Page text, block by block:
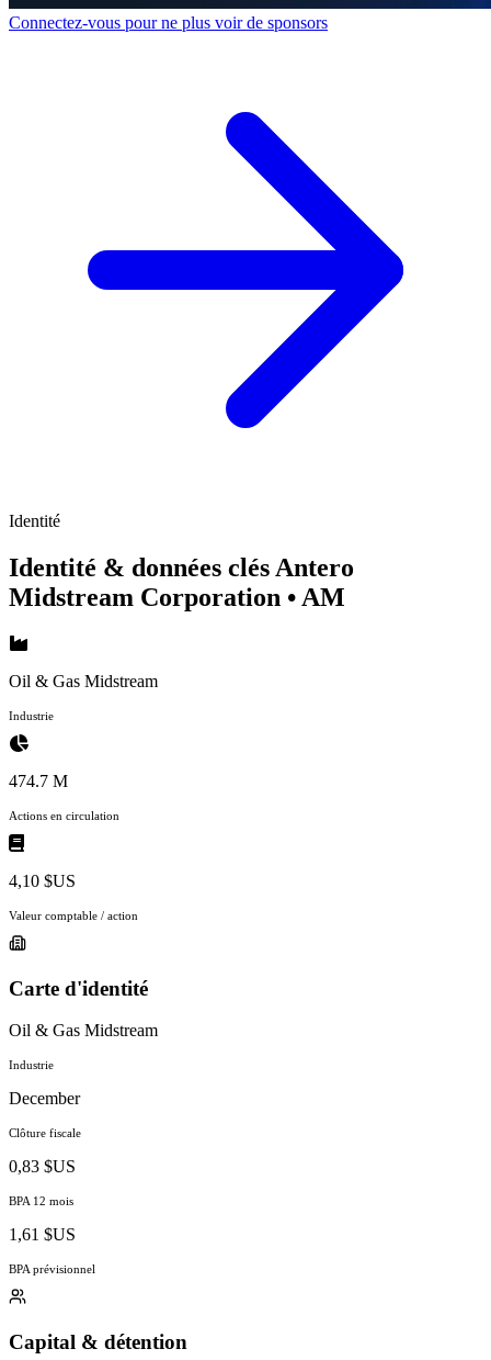
Connectez-vous pour ne plus voir de sponsors
Identité
Identité & données clés Antero
Midstream Corporation • AM
Oil & Gas Midstream
Industrie
474.7 M
Actions en circulation
4,10 $US
Valeur comptable / action
Carte d'identité
Oil & Gas Midstream
Industrie
December
Clôture fiscale
0,83 $US
BPA 12 mois
1,61 $US
BPA prévisionnel
Capital & détention